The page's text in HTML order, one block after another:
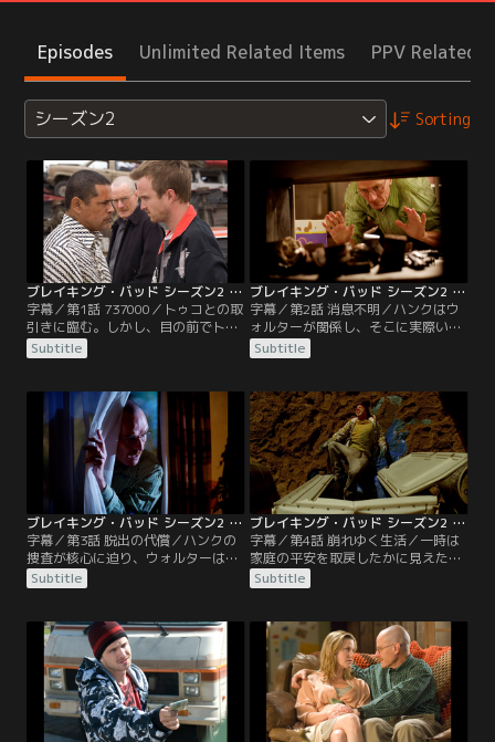
Episodes Unlimited Related Items PPV Related
シーズン2 Sorting
ブレイキング・バッド シーズン2 第01話／字幕
字幕／第1話 737000／トゥコとの取
引きに臨む。しかし、目の前でトゥ
コが子分を殺すのを見たウォルター
とジェシーは手に負えない相手と手
く。どう状況を打開するか。ジェシ
ーは武装した。ハンクは自分の妻マ
リーがスカイラーの万引きの真犯人
であると知り、マリーの心の病に気
が付く。
Subtitle
ブレイキング・バッド シーズン2 第02話／字幕
字幕／第2話 消息不明／ハンクはウ
ォルターが関係し、そこに実際いた
ギャングの殺人現場で採取した指紋
照合を行っていた。そこから容疑者
そのトゥコはウォルターとジェシー
を誘拐し砂漠にすむ自分の叔父の家
で連れて行く。トゥコと争う中、突
然ハンクが現れトゥコを銃撃した。
ウォルターとジェシーはハンクに知
られずにそこを脱出した。
Subtitle
ブレイキング・バッド シーズン2 第03話／字幕
字幕／第3話 脱出の代償／ハンクの
捜査が核心に迫り、ウォルターは策
を講じた。自ら病気を理由に精神の
異常をきたしたような振る舞いを行
精神病院へ入院させる。一方警察に
逮捕されたジェシーは地下室の製造
器材を隠しアリバイの偽装工作を行
い追及をかわす。
Subtitle
ブレイキング・バッド シーズン2 第04話／字幕
字幕／第4話 崩れゆく生活／一時は
家庭の平安を取戻したかに見えたホ
ワイト一家だが、ウォルターの努力
ははかなくも消え再び家族は険悪な
気の疑いまで持たれてしまった。ジ
ェシーも叔母の家にドラッグ製造器
材を隠していたが、両親から最後通
告を受けさらに移動をしなければな
らなくなった。
Subtitle